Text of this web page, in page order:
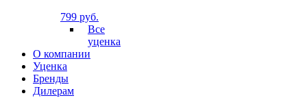
799 руб.
Все
уценка
О компании
Уценка
Бренды
Дилерам